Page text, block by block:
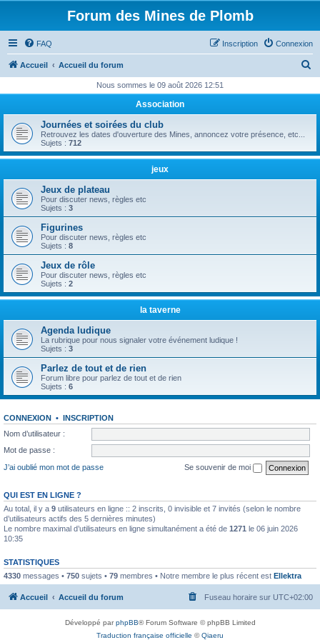
Forum des Mines de Plomb
FAQ Connexion
Inscription
Accueil Accueil du forum
h
r
r
Nous sommes le 09 août 2026 12:51
Association
Journées et soirées du club
Retrouvez les dates d'ouverture des Mines, annoncez votre présence, etc...
Sujets : 712
jeux
Jeux de plateau
Pour discuter news, règles etc
Sujets : 3
Figurines
Pour discuter news, règles etc
Sujets : 8
Jeux de rôle
Pour discuter news, règles etc
Sujets : 2
la taverne
Agenda ludique
La rubrique pour nous signaler votre événement ludique !
Sujets : 3
Parlez de tout et de rien
Forum libre pour parlez de tout et de rien
Sujets : 6
CONNEXION • INSCRIPTION
Nom d’utilisateur :
Mot de passe :
J’ai oublié mon mot de passe
Se souvenir de moi
QUI EST EN LIGNE ?
Au total, il y a 9 utilisateurs en ligne :: 2 inscrits, 0 invisible et 7 invités (selon le nombre
d’utilisateurs actifs des 5 dernières minutes)
Le nombre maximal d’utilisateurs en ligne simultanément a été de 1271 le 06 juin 2026
10:35
STATISTIQUES
4330 messages • 750 sujets • 79 membres • Notre membre le plus récent est Ellektra
Accueil Accueil du forum Fuseau horaire sur UTC+02:00
Développé parphpBB® Forum Software © phpBB Limited
Traduction française officielle ©Qiaeru